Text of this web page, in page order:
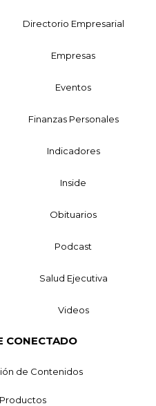
Directorio Empresarial
Empresas
Eventos
Finanzas Personales
Indicadores
Inside
Obituarios
Podcast
Salud Ejecutiva
Videos
CONECTADO
de Contenidos